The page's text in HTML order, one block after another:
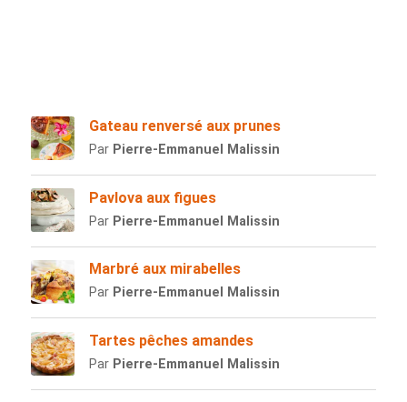
Gateau renversé aux prunes
Par Pierre-Emmanuel Malissin
Pavlova aux figues
Par Pierre-Emmanuel Malissin
Marbré aux mirabelles
Par Pierre-Emmanuel Malissin
Tartes pêches amandes
Par Pierre-Emmanuel Malissin